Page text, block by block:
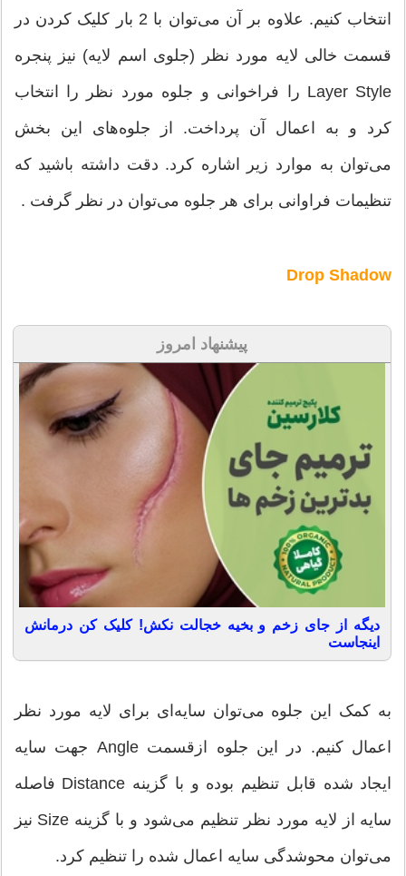
انتخاب کنیم. علاوه بر آن می‌‌توان با 2 بار کلیک کردن در
قسمت خالی لایه مورد نظر (جلوی اسم لایه) نیز پنجره
Layer Style را فراخوانی و جلوه مورد نظر را انتخاب
کرد و به اعمال آن پرداخت. از جلوه‌های این بخش
می‌‌توان به موارد زیر اشاره کرد. دقت داشته باشید که
تنظیمات فراوانی برای هر جلوه می‌‌توان در نظر گرفت .
Drop Shadow
پیشنهاد امروز
دیگه از جای زخم و بخیه خجالت نکش! کلیک کن درمانش
اینجاست
به کمک این جلوه می‌‌توان سایه‌ای برای لایه مورد نظر
اعمال کنیم. در این جلوه ازقسمت Angle جهت سایه
ایجاد شده قابل تنظیم بوده و با گزینه Distance فاصله
سایه از لایه مورد نظر تنظیم می‌‌شود و با گزینه Size نیز
می‌‌توان محوشدگی سایه اعمال شده را تنظیم کرد.